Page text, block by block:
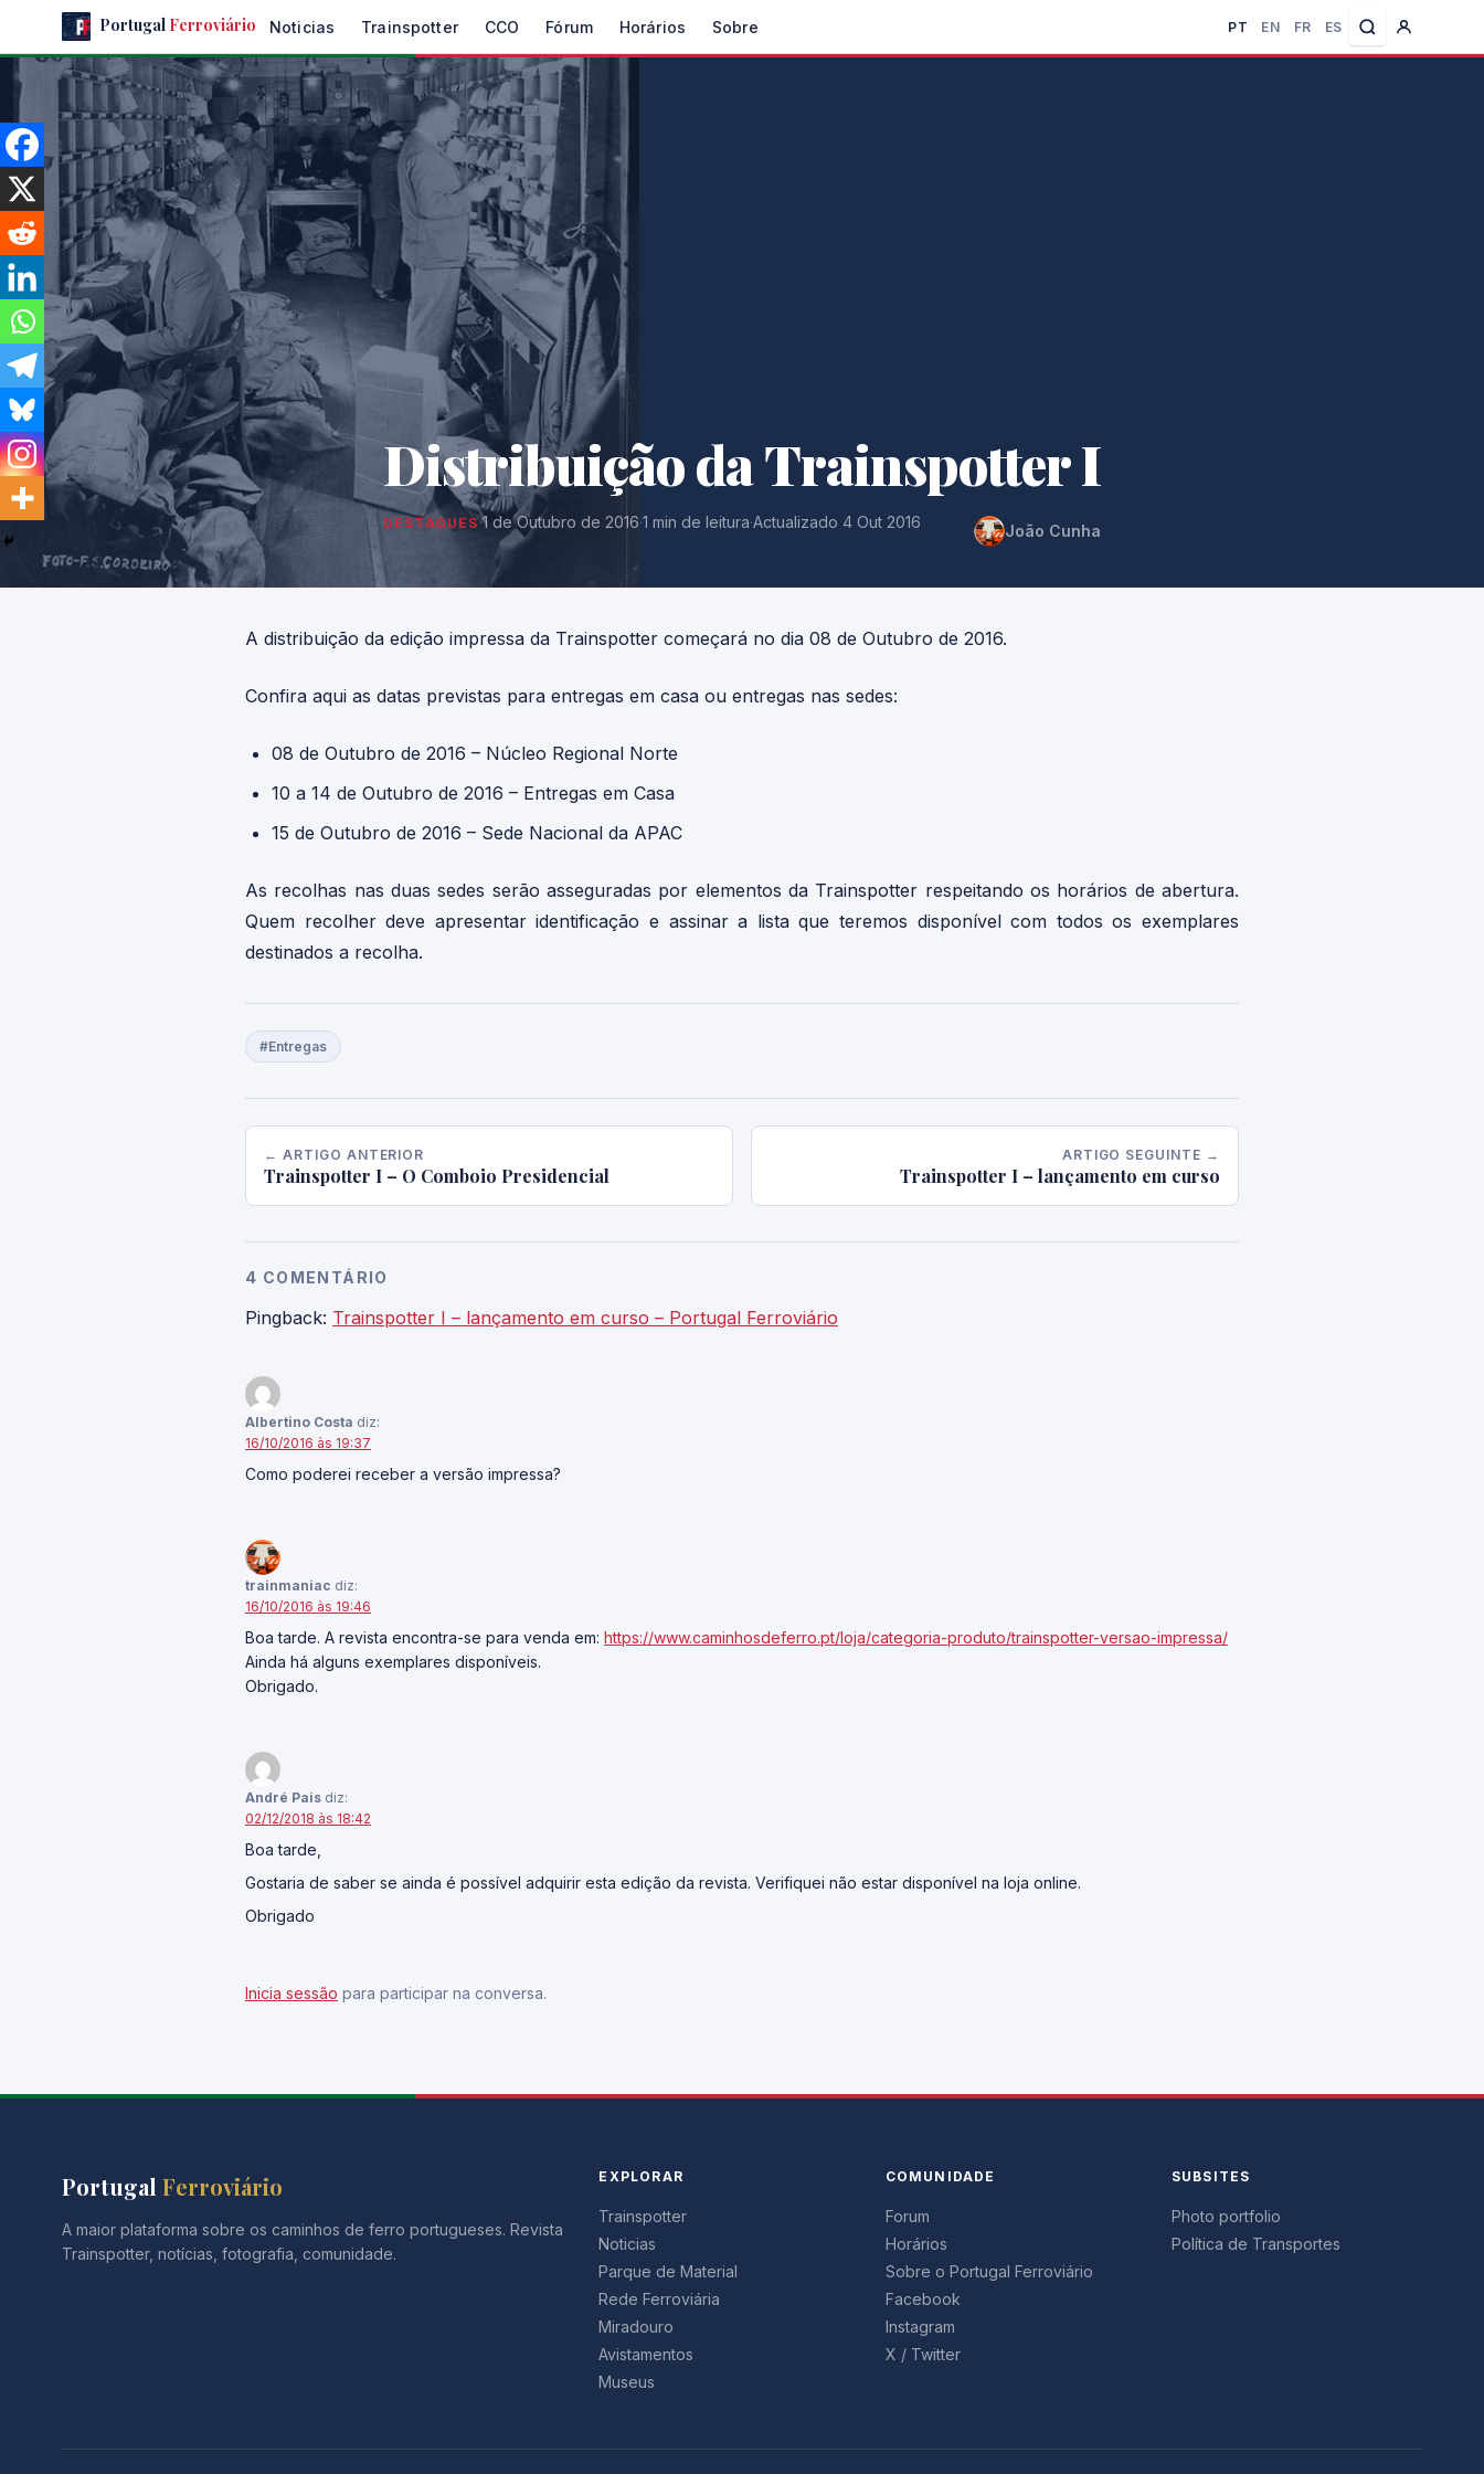
the
content
Portugal Ferroviário Noticias Trainspotter CCO Fórum Horários Sobre PT EN FR ES
Distribuição da Trainspotter I
DESTAQUES·1 de Outubro de 2016·1 min de leitura·Actualizado 4 Out 2016 João Cunha
A distribuição da edição impressa da Trainspotter começará no dia 08 de Outubro de 2016.
Confira aqui as datas previstas para entregas em casa ou entregas nas sedes:
08 de Outubro de 2016 – Núcleo Regional Norte
10 a 14 de Outubro de 2016 – Entregas em Casa
15 de Outubro de 2016 – Sede Nacional da APAC
As recolhas nas duas sedes serão asseguradas por elementos da Trainspotter respeitando os horários de abertura.
Quem recolher deve apresentar identificação e assinar a lista que teremos disponível com todos os exemplares
destinados a recolha.
#Entregas
← ARTIGO ANTERIOR
Trainspotter I – O Comboio Presidencial
ARTIGO SEGUINTE →
Trainspotter I – lançamento em curso
4 COMENTÁRIO
Pingback: Trainspotter I – lançamento em curso – Portugal Ferroviário
Albertino Costa diz:
16/10/2016 às 19:37
Como poderei receber a versão impressa?
trainmaniac diz:
16/10/2016 às 19:46
Boa tarde. A revista encontra-se para venda em: https://www.caminhosdeferro.pt/loja/categoria-produto/trainspotter-versao-impressa/
Ainda há alguns exemplares disponíveis.
Obrigado.
André Pais diz:
02/12/2018 às 18:42
Boa tarde,
Gostaria de saber se ainda é possível adquirir esta edição da revista. Verifiquei não estar disponível na loja online.
Obrigado
Inicia sessão para participar na conversa.
Portugal Ferroviário
A maior plataforma sobre os caminhos de ferro portugueses. Revista
Trainspotter, notícias, fotografia, comunidade.
EXPLORAR
Trainspotter
Noticias
Parque de Material
Rede Ferroviária
Miradouro
Avistamentos
Museus
COMUNIDADE
Forum
Horários
Sobre o Portugal Ferroviário
Facebook
Instagram
X / Twitter
SUBSITES
Photo portfolio
Política de Transportes